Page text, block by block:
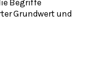
Begriffe
Grundwert und